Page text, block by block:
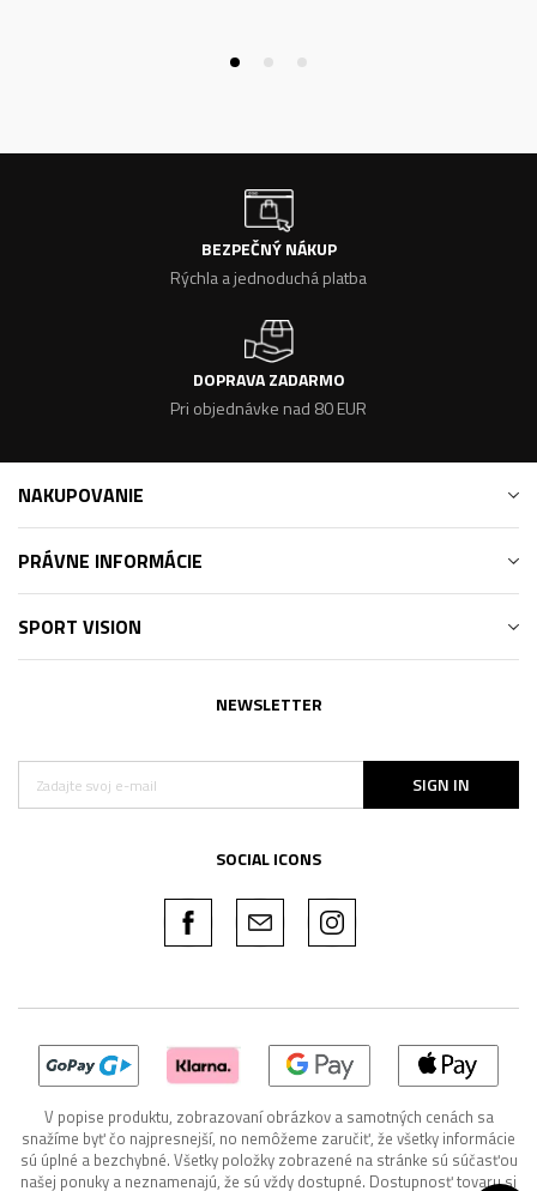
BEZPEČNÝ NÁKUP
Rýchla a jednoduchá platba
DOPRAVA ZADARMO
Pri objednávke nad 80 EUR
NAKUPOVANIE
PRÁVNE INFORMÁCIE
SPORT VISION
NEWSLETTER
SIGN IN
SOCIAL ICONS
V popise produktu, zobrazovaní obrázkov a samotných cenách sa
snažíme byť čo najpresnejší, no nemôžeme zaručiť, že všetky informácie
sú úplné a bezchybné. Všetky položky zobrazené na stránke sú súčasťou
našej ponuky a neznamenajú, že sú vždy dostupné. Dostupnosť tovaru si